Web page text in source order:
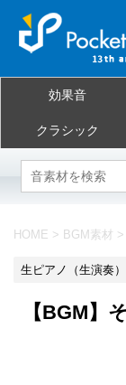
効果音
クラシック
HOME > BGM素材 >
生ピアノ（生演奏）
【BGM】